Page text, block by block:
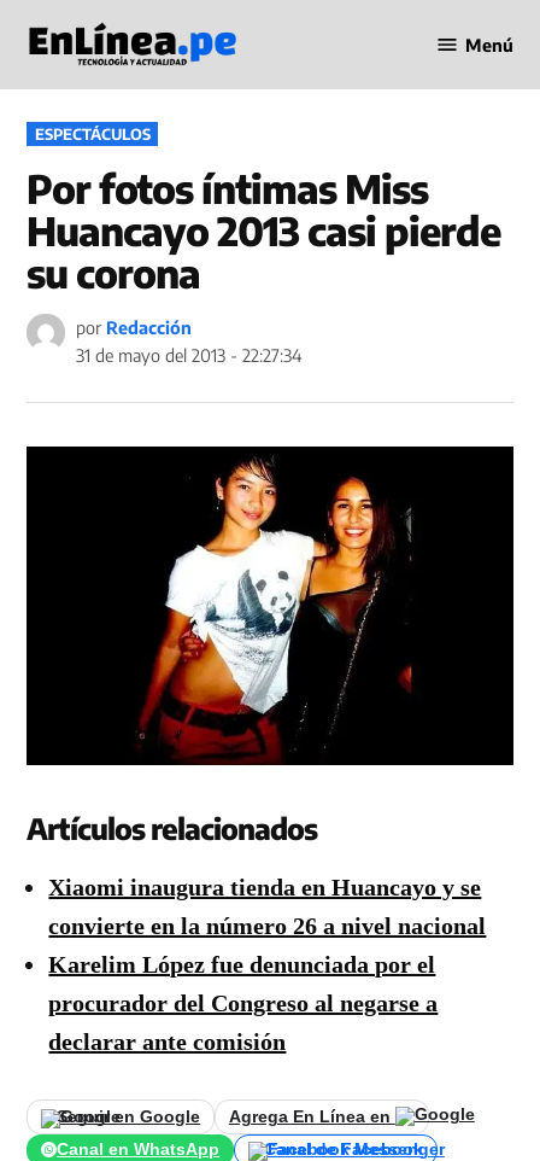
contenido
en Línea
Menú
PUBLICADO
EN
ESPECTÁCULOS
Por fotos íntimas Miss
Huancayo 2013 casi pierde
su corona
por Redacción
31 de mayo del 2013 - 22:27:34
Artículos relacionados
Xiaomi inaugura tienda en Huancayo y se
convierte en la número 26 a nivel nacional
Karelim López fue denunciada por el
procurador del Congreso al negarse a
declarar ante comisión
Seguir en Google
Agrega En Línea en
Canal en WhatsApp
Canal de Facebook